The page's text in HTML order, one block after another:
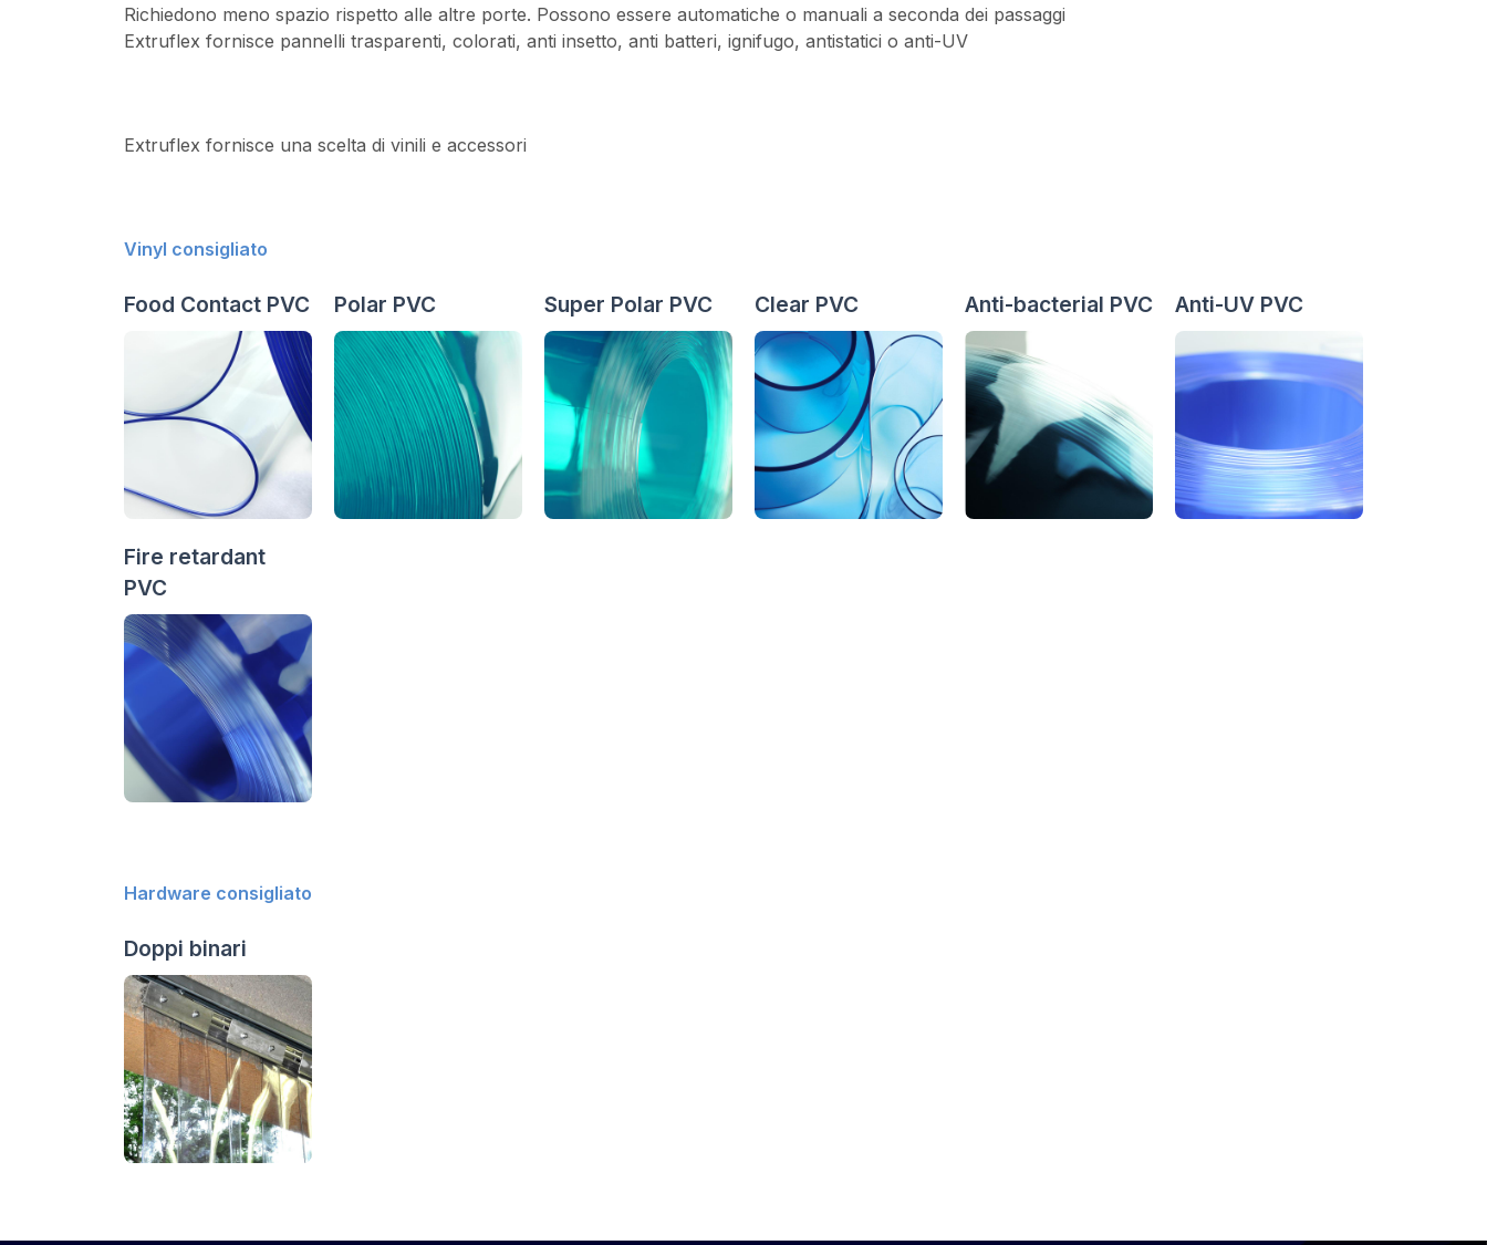
Richiedono meno spazio rispetto alle altre porte. Possono essere automatiche o manuali a seconda dei passaggi
Extruflex fornisce pannelli trasparenti, colorati, anti insetto, anti batteri, ignifugo, antistatici o anti-UV
Extruflex fornisce una scelta di vinili e accessori
Vinyl consigliato
Food Contact PVC Polar PVC Super Polar PVC Clear PVC Anti-bacterial PVC Anti-UV PVC
Fire retardant
PVC
Hardware consigliato
Doppi binari